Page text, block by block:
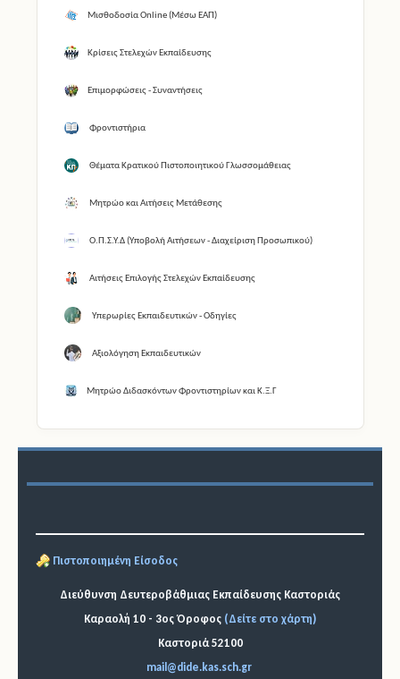
Μισθοδοσία Online (Μέσω ΕΑΠ)
Κρίσεις Στελεχών Εκπαίδευσης
Επιμορφώσεις - Συναντήσεις
Φροντιστήρια
Θέματα Κρατικού Πιστοποιητικού Γλωσσομάθειας
Μητρώο και Αιτήσεις Μετάθεσης
Ο.Π.Σ.Υ.Δ (Υποβολή Αιτήσεων - Διαχείριση Προσωπικού)
Αιτήσεις Επιλογής Στελεχών Εκπαίδευσης
Υπερωρίες Εκπαιδευτικών - Οδηγίες
Αξιολόγηση Εκπαιδευτικών
Μητρώο Διδασκόντων Φροντιστηρίων και Κ.Ξ.Γ
Πιστοποιημένη Είσοδος
Διεύθυνση Δευτεροβάθμιας Εκπαίδευσης Καστοριάς
Καραολή 10 - 3ος Όροφος (Δείτε στο χάρτη)
Καστοριά 52100
mail@dide.kas.sch.gr